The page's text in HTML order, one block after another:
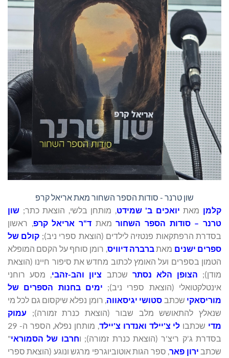
שון טרנר - סודות הספר השחור מאת אריאל קרפ
קלמן מאת יואכים ב' שמידט , מותחן בלשי, הוצאת כתר; שון
טרנר – סודות הספר השחורמאת ד"ר אריאל קרפ , ראשון
בסדרת הרפתקאות פנטזיה לילדים (הוצאת ספרי ניב); קולם של
ספרים ישנים מאת ברברה דיוויס , רומן סוחף על הקסם המופלא
הטמון בספרים ועל האומץ לכתוב מחדש את סיפור חיינו (הוצאת
מודן); הצופן הלא נסתר שכתב ציון והב-זהבי , מסע רוחני
אינטלקטואלי (הוצאת ספרי ניב); ימים בחנות הספרים של
מוריסאקי שכתב סטושי יגיסאווה , רומן נפלא שיקסום גם לכל מי
שנאלץ להתאושש מלב שבור (הוצאת כנרת זמורה); עמוק
מדי שכתבו לי צ'יילד ואנדרו צ'יילד
, מותחן נפלא, הספר ה- 29
בסדרת ג'ק ריצ'ר (הוצאת כנרת זמורה); וחרבו של הסמוראי"
שכתב ירון פאר, ספר הגות אוטוביוגרפי מרגש ונוגע (הוצאת ספרי